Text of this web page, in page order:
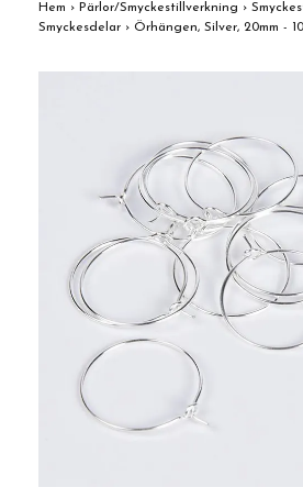
Hem › Pärlor/Smyckestillverkning ›
Smyckesdelar › Örhängen, Silver, 20mm -